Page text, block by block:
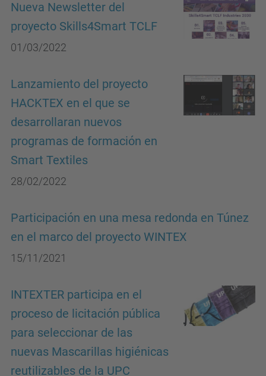
Nueva Newsletter del
proyecto Skills4Smart TCLF
01/03/2022
Lanzamiento del proyecto
HACKTEX en el que se
desarrollaran nuevos
programas de formación en
Smart Textiles
28/02/2022
Participación en una mesa redonda en Túnez
en el marco del proyecto WINTEX
15/11/2021
INTEXTER participa en el
proceso de licitación pública
para seleccionar de las
nuevas Mascarillas higiénicas
reutilizables de la UPC